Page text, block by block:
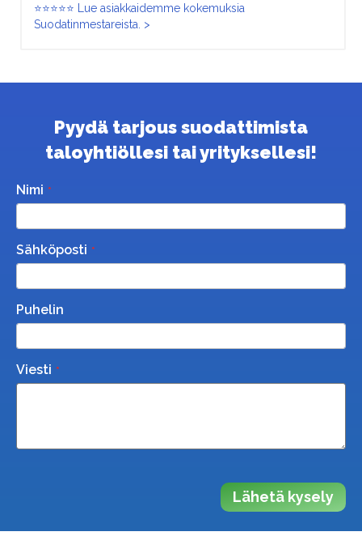
⭐⭐⭐⭐⭐ Lue asiakkaidemme kokemuksia
Suodatinmestareista. >
Pyydä tarjous suodattimista
taloyhtiöllesi tai yrityksellesi!
Nimi
Sähköposti
Puhelin
Viesti
Lähetä kysely